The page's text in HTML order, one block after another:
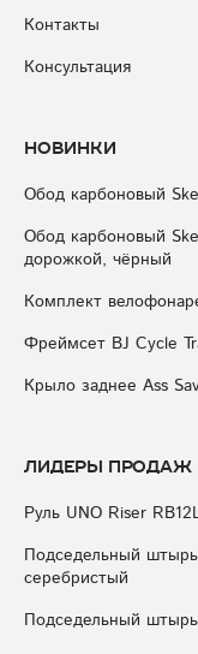
Контакты
Консультация
Новинки
Обод карбоновый
Обод карбоновый
дорожкой, чёрный
Комплект
Фреймсет BJ Cycle
Крыло заднее Ass
Лидеры продаж
Руль UNO Riser
Подседельный
серебристый
Подседельный